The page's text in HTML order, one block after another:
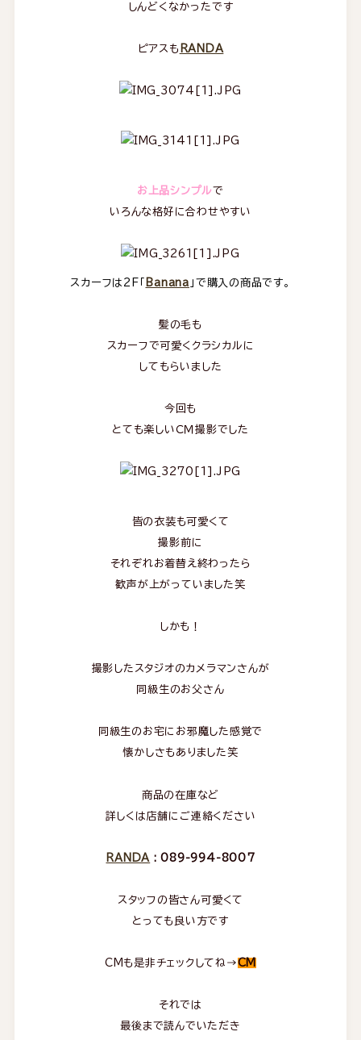
しんどくなかったです
ピアスも RANDA
お上品シンプルで
いろんな格好に合わせやすい
スカーフは2F「 Banana 」で購入の商品です。
髪の毛も
スカーフで可愛くクラシカルに
してもらいました
今回も
とても楽しいＣＭ撮影でした
皆の衣装も可愛くて
撮影前に
それぞれお着替え終わったら
歓声が上がっていました笑
しかも！
撮影したスタジオのカメラマンさんが
同級生のお父さん
同級生のお宅にお邪魔した感覚で
懐かしさもありました笑
商品の在庫など
詳しくは店舗にご連絡ください
RANDA : 089-994-8007
スタッフの皆さん可愛くて
とっても良い方です
CMも是非チェックしてね→CM
それでは
最後まで読んでいただき